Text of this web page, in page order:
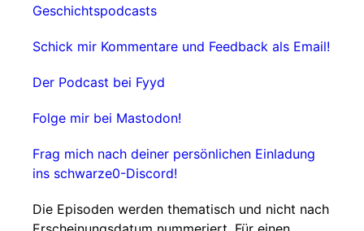
Geschichtspodcasts
Schick mir Kommentare und Feedback als Email!
Der Podcast bei Fyyd
Folge mir bei Mastodon!
Frag mich nach deiner persönlichen Einladung
ins schwarze0-Discord!
Die Episoden werden thematisch und nicht nach